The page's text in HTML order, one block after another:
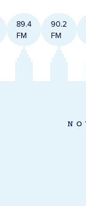
89.4
FM
90.2
FM